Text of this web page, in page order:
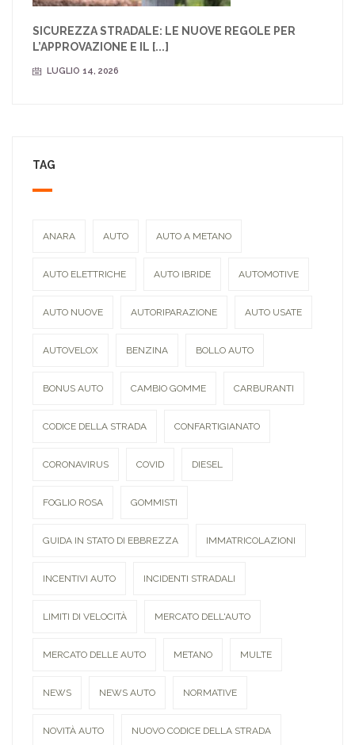
SICUREZZA STRADALE: LE NUOVE REGOLE PER
L’APPROVAZIONE E IL [...]
LUGLIO 14, 2026
TAG
ANARA AUTO AUTO A METANO
AUTO ELETTRICHE AUTO IBRIDE AUTOMOTIVE
AUTO NUOVE AUTORIPARAZIONE AUTO USATE
AUTOVELOX BENZINA BOLLO AUTO
BONUS AUTO CAMBIO GOMME CARBURANTI
CODICE DELLA STRADA CONFARTIGIANATO
CORONAVIRUS COVID DIESEL
FOGLIO ROSA GOMMISTI
GUIDA IN STATO DI EBBREZZA IMMATRICOLAZIONI
INCENTIVI AUTO INCIDENTI STRADALI
LIMITI DI VELOCITÀ MERCATO DELL'AUTO
MERCATO DELLE AUTO METANO MULTE
NEWS NEWS AUTO NORMATIVE
NOVITÀ AUTO NUOVO CODICE DELLA STRADA